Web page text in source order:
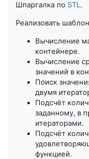
Шпаргалка по STL.
Реализовать
Вычисление
контейнере.
Вычисление
значений в
Поиск
двумя
Подсчёт
заданному, в
итераторами.
Подсчёт
функцией.